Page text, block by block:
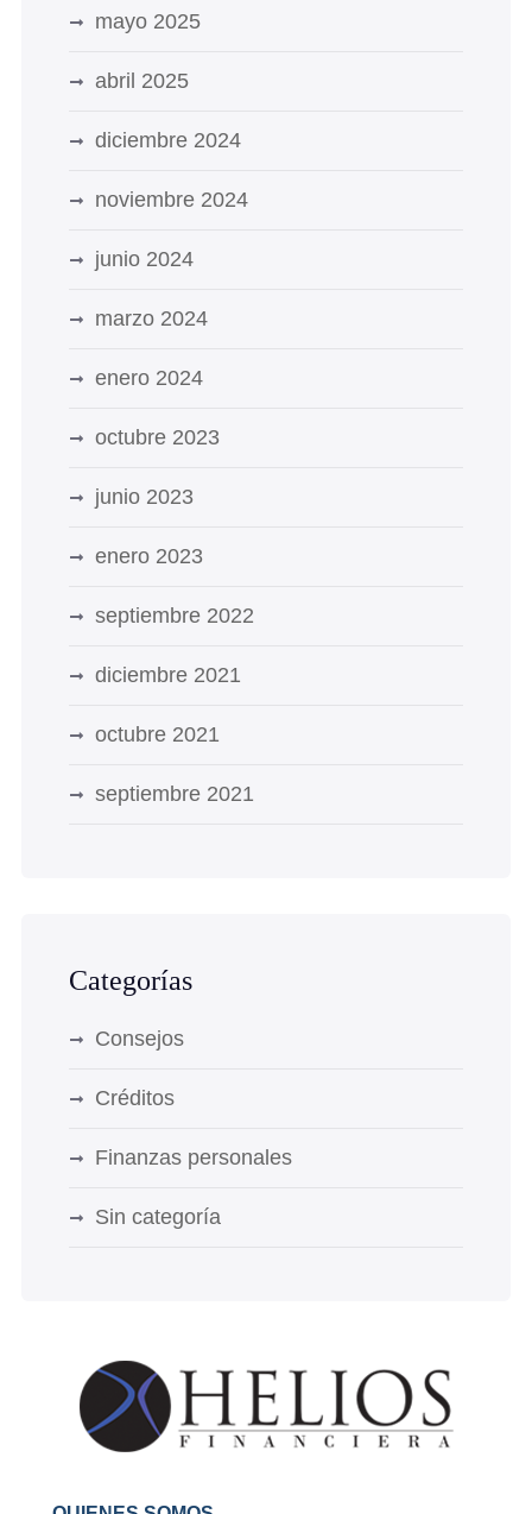
mayo 2025
abril 2025
diciembre 2024
noviembre 2024
junio 2024
marzo 2024
enero 2024
octubre 2023
junio 2023
enero 2023
septiembre 2022
diciembre 2021
octubre 2021
septiembre 2021
Categorías
Consejos
Créditos
Finanzas personales
Sin categoría